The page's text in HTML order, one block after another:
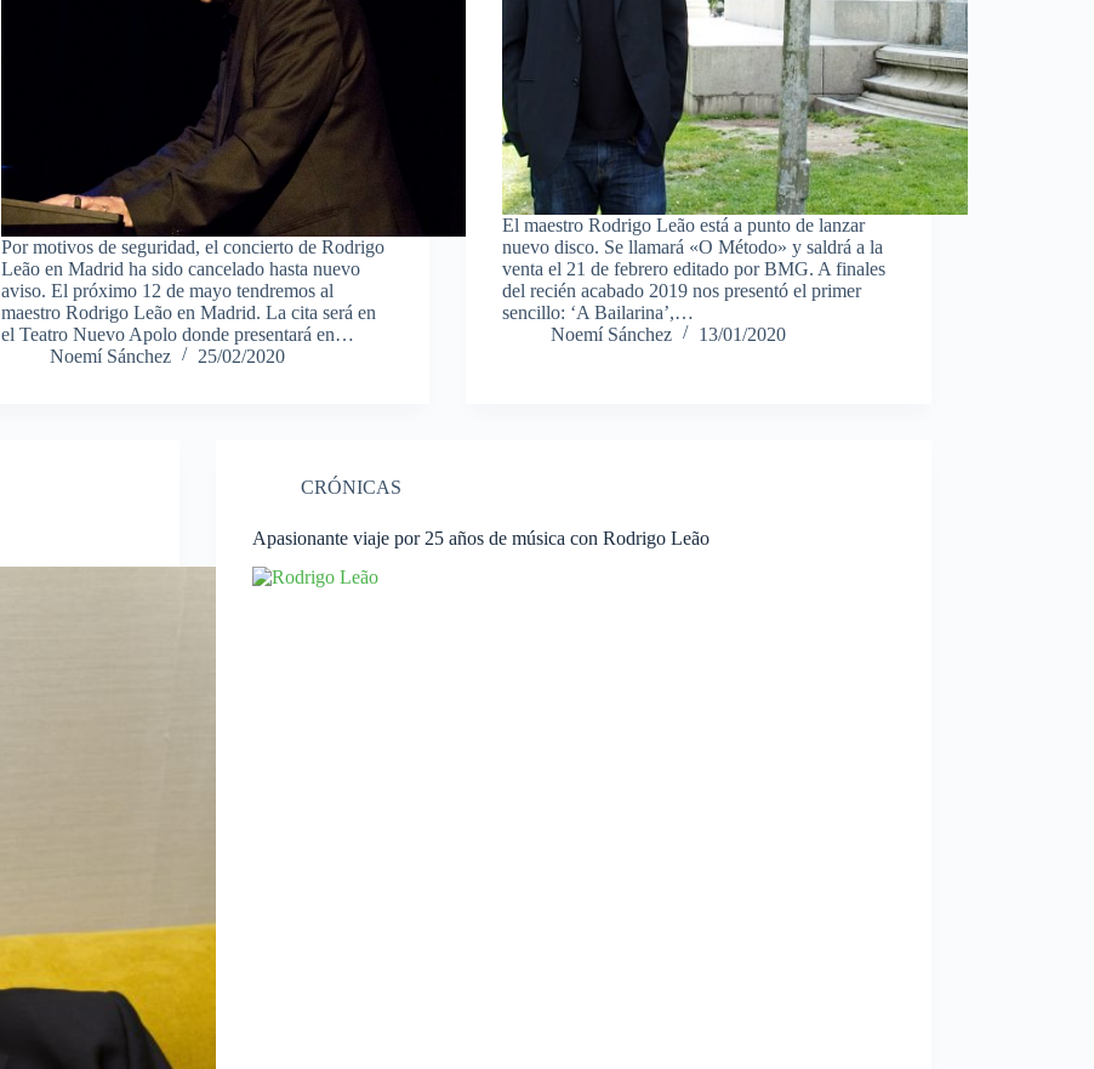
Por motivos de seguridad, el concierto de Rodrigo
Leão en Madrid ha sido cancelado hasta nuevo
aviso. El próximo 12 de mayo tendremos al
maestro Rodrigo Leão en Madrid. La cita será en
el Teatro Nuevo Apolo donde presentará en…
Noemí Sánchez
25/02/2020
El maestro Rodrigo Leão está a punto de lanzar
nuevo disco. Se llamará «O Método» y saldrá a la
venta el 21 de febrero editado por BMG. A finales
del recién acabado 2019 nos presentó el primer
sencillo: ‘A Bailarina’,…
Noemí Sánchez
13/01/2020
CRÓNICAS
Apasionante viaje por 25 años de música con Rodrigo Leão